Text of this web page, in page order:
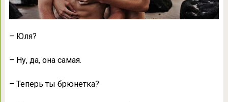
– Юля?
– Ну, да, она самая.
– Теперь ты брюнетка?